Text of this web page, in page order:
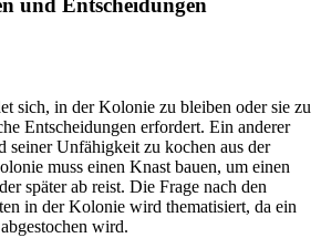
und Entscheidungen
sich, in der Kolonie zu bleiben oder sie zu
Entscheidungen erfordert. Ein anderer
seiner Unfähigkeit zu kochen aus der
muss einen Knast bauen, um einen
später ab reist. Die Frage nach den
in der Kolonie wird thematisiert, da ein
wird.